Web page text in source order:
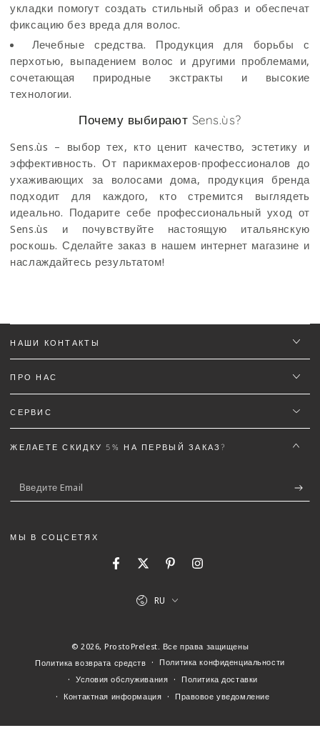
укладки помогут создать стильный образ и обеспечат
фиксацию без вреда для волос.
Лечебные средства. Продукция для борьбы с
перхотью, выпадением волос и другими проблемами,
сочетающая природные экстракты и высокие
технологии.
Почему выбирают Sens.ùs?
Sens.ùs – выбор тех, кто ценит качество, эстетику и
эффективность. От парикмахеров-профессионалов до
ухаживающих за волосами дома, продукция бренда
подходит для каждого, кто стремится выглядеть
идеально. Подарите себе профессиональный уход от
Sens.ùs и почувствуйте настоящую итальянскую
роскошь. Сделайте заказ в нашем интернет магазине и
наслаждайтесь результатом!
НАШИ КОНТАКТЫ
ПРО НАС
СЕРВИС
ЖЕЛАЕТЕ СКИДКУ 5% НА ПЕРВЫЙ ЗАКАЗ?
Введите
Email
МЫ В СОЦСЕТЯХ
FacebookTwitterPinterestInstagram
© 2026, ProstoPrelest. Все права защищены
Политика возврата средств
Политика конфиденциальности
Условия обслуживания
Политика доставки
Контактная информация
Правовое уведомление
Язык
RU